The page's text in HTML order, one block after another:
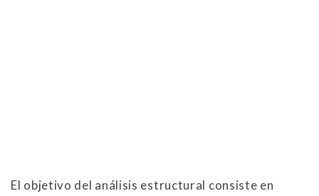
El objetivo del análisis estructural consiste en